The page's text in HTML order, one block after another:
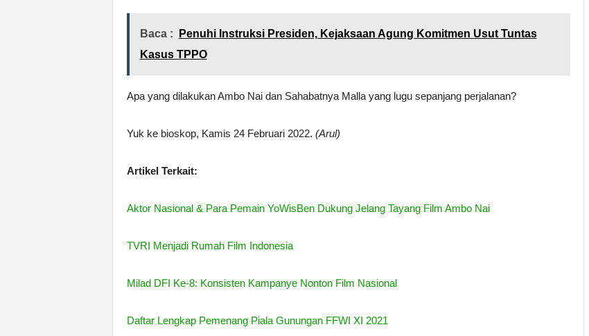
Baca :
Penuhi Instruksi Presiden, Kejaksaan Agung Komitmen Usut Tuntas
Kasus TPPO
Apa yang dilakukan Ambo Nai dan Sahabatnya Malla yang lugu sepanjang perjalanan?
Yuk ke bioskop, Kamis 24 Februari 2022. (Arul)
Artikel Terkait:
Aktor Nasional & Para Pemain YoWisBen Dukung Jelang Tayang Film Ambo Nai
TVRI Menjadi Rumah Film Indonesia
Milad DFI Ke-8: Konsisten Kampanye Nonton Film Nasional
Daftar Lengkap Pemenang Piala Gunungan FFWI XI 2021